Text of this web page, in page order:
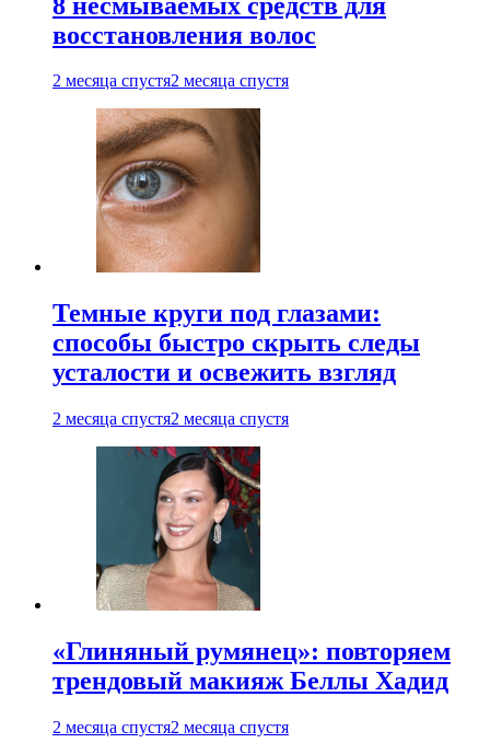
восстановления волос
2 месяца спустя2 месяца спустя
Темные круги под глазами:
способы быстро скрыть следы
усталости и освежить взгляд
2 месяца спустя2 месяца спустя
«Глиняный румянец»: повторяем
трендовый макияж Беллы Хадид
2 месяца спустя2 месяца спустя